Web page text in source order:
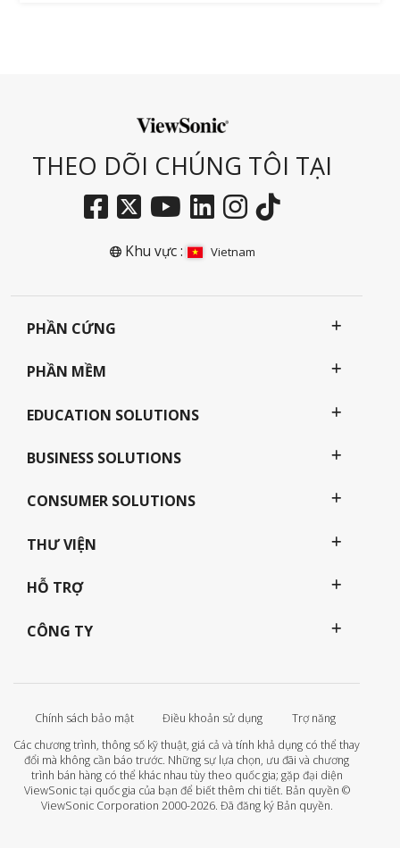
THEO DÕI CHÚNG TÔI TẠI
Khu vực : Vietnam
PHẦN CỨNG
PHẦN MỀM
EDUCATION SOLUTIONS
BUSINESS SOLUTIONS
CONSUMER SOLUTIONS
THƯ VIỆN
HỖ TRỢ
CÔNG TY
Chính sách bảo mật Điều khoản sử dụng
Trợ năng
Các chương trình, thông số kỹ thuật, giá cả và tính khả dụng có thể thay
đổi mà không cần báo trước. Những sự lựa chọn, ưu đãi và chương
trình bán hàng có thể khác nhau tùy theo quốc gia; gặp đại diện
ViewSonic tại quốc gia của bạn để biết thêm chi tiết. Bản quyền ©
ViewSonic Corporation 2000-2026. Đã đăng ký Bản quyền.